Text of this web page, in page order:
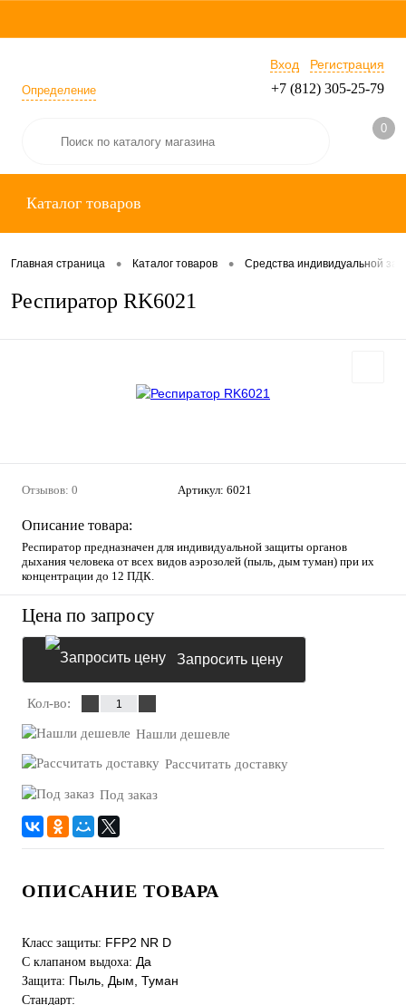
Определение
Вход Регистрация
+7 (812) 305-25-79
0
Каталог товаров
Главная страница • Каталог товаров • Средства индивидуальной
Респиратор RK6021
Отзывов: 0 Артикул: 6021
Описание товара:
Респиратор предназначен для индивидуальной защиты органов
дыхания человека от всех видов аэрозолей (пыль, дым туман) при их
концентрации до 12 ПДК.
Цена по запросу
Запросить цену
Кол-во:
Нашли дешевле
Рассчитать доставку
Под заказ
ОПИСАНИЕ ТОВАРА
Класс защиты: FFP2 NR D
С клапаном выдоха: Да
Защита: Пыль, Дым, Туман
Стандарт: